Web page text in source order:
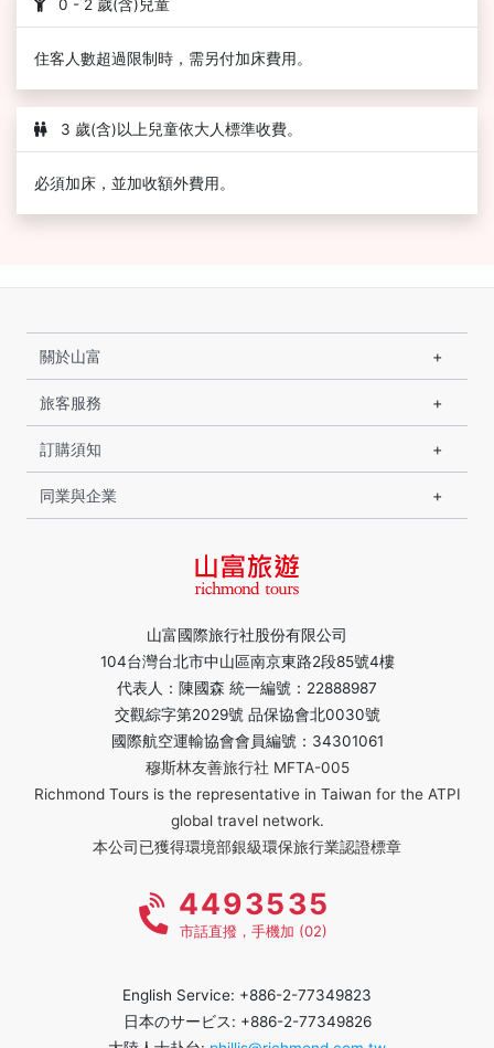
0 - 2 歲(含)兒童
住客人數超過限制時，需另付加床費用。
3 歲(含)以上兒童依大人標準收費。
必須加床，並加收額外費用。
山富國際旅行社股份有限公司
104台灣台北市中山區南京東路2段85號4樓
代表人：陳國森 統一編號：22888987
交觀綜字第2029號 品保協會北0030號
國際航空運輸協會會員編號：34301061
穆斯林友善旅行社 MFTA-005
Richmond Tours is the representative in Taiwan for the ATPI
global travel network.
本公司已獲得環境部銀級環保旅行業認證標章
關於山富
旅客服務
訂購須知
同業與企業
4493535
市話直撥，手機加 (02)
English Service: +886-2-77349823
日本のサービス: +886-2-77349826